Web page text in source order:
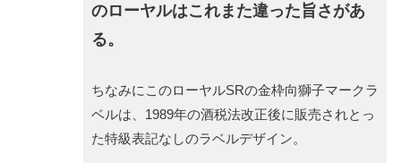
のローヤルはこれまた違った旨さがあ
る。
ちなみにこのローヤルSRの金枠向獅子マークラ
ベルは、1989年の酒税法改正後に販売されとっ
た特級表記なしのラベルデザイン。